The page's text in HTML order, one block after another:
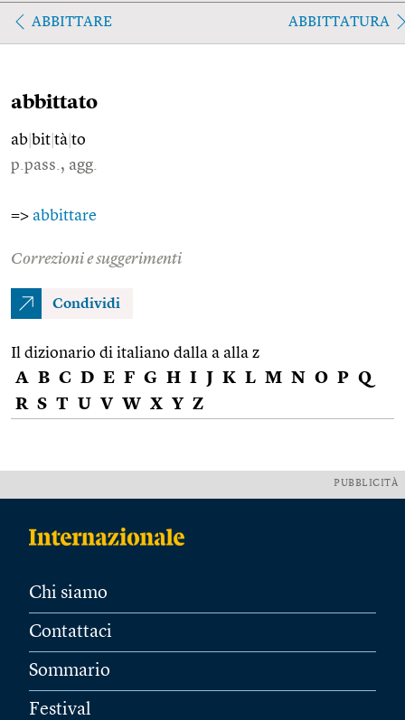
ABBITTARE ABBITTATURA
abbittato
ab bit tà to
p.pass., agg.
=> abbittare
Correzioni e suggerimenti
Condividi
Il dizionario di italiano dalla a alla z
A B C D E F G H I J K L M N O P Q
R S T U V W X Y Z
PUBBLICITÀ
Chi siamo
Contattaci
Sommario
Festival